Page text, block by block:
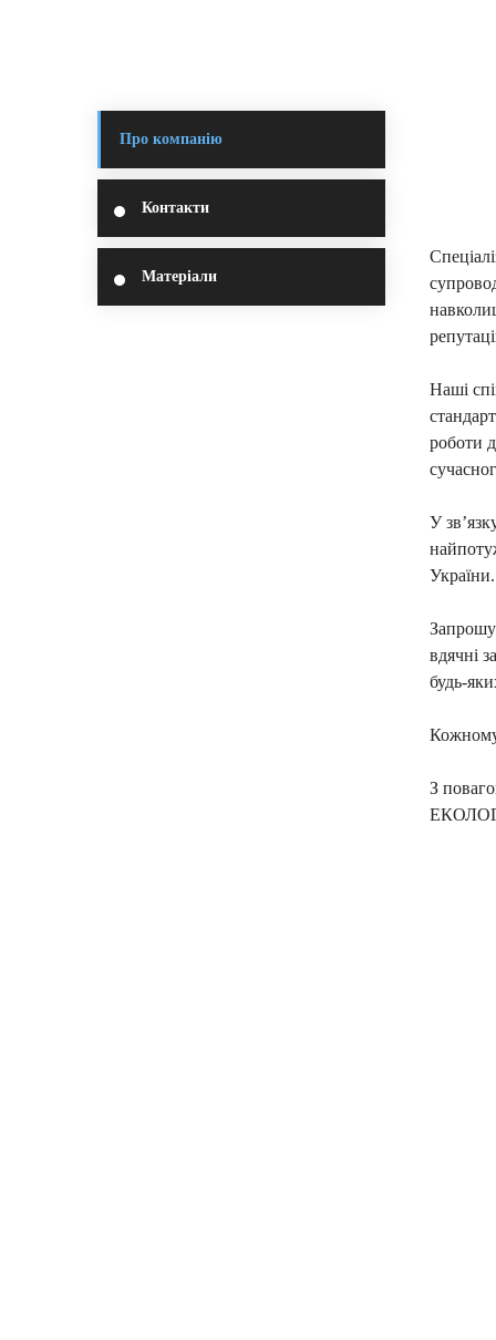
Про компанію
Контакти
Матеріали
Наші
роботи
У
України.
вдячні
будь-
З